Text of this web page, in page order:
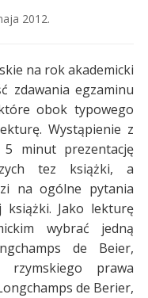
2012.
na rok akademicki
zdawania egzaminu
obok typowego
Wystąpienie z
minut prezentację
tez książki, a
na ogólne pytania
książki. Jako lekturę
wybrać jedną
de Beier,
prawa
de Berier,